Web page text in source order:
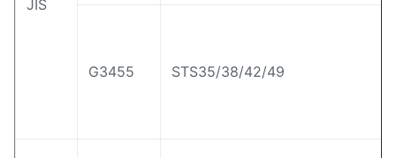
JIS
G3455 STS35/38/42/49